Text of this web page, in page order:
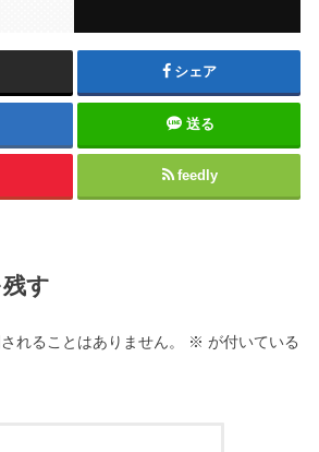
シェア
送る
feedly
す
れることはありません。 ※ が付いている